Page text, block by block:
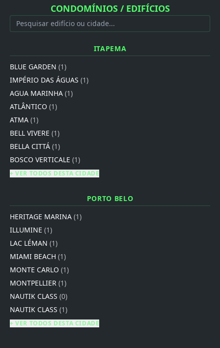
CONDOMÍNIOS / EDIFÍCIOS
ITAPEMA
BLUE GARDEN (1)
IMPÉRIO DAS ÁGUAS (1)
AGUA MARINHA (1)
ATLÂNTICO (1)
ATMA (1)
BELL VIVERE (1)
BELLA CITTÁ (1)
BOSCO VERTICALE (1)
+ VER TODOS DESTA CIDADE
PORTO BELO
HERITAGE MARINA (1)
ILLUMINE (1)
LAC LÉMAN (1)
MIAMI BEACH (1)
MONTE CARLO (1)
MONTPELLIER (1)
NAUTIK CLASS (0)
NAUTIK CLASS (1)
+ VER TODOS DESTA CIDADE